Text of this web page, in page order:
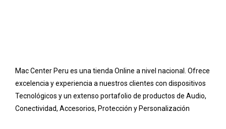
Mac Center Peru es una tienda Online a nivel nacional
. Ofrece
excelencia y experiencia a nuestros clientes con dispositivos
Tecnológicos y un extenso portafolio de productos de Audio,
Conectividad, Accesorios, Protección y Personalización